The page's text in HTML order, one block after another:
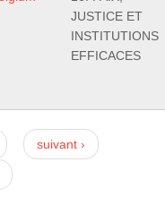
JUSTICE ET
INSTITUTIONS
EFFICACES
suivant ›